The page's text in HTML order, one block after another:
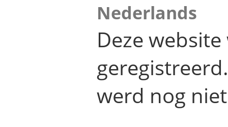
Nederlands
Deze
werd nog